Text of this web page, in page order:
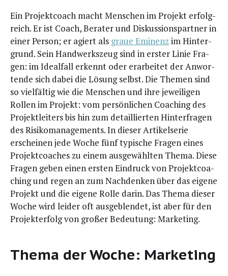
Ein Pro­jekt­coach macht Men­schen im Pro­jekt erfolg­
reich. Er ist Coach, Bera­ter und Dis­kus­si­ons­part­ner in
einer Per­son; er agiert als graue Emi­nenz im Hin­ter­
grund. Sein Hand­werks­zeug sind in ers­ter Linie Fra­
gen: im Ide­al­fall erkennt oder erar­bei­tet der Anwor­
ten­de sich dabei die Lösung selbst. Die The­men sind
so viel­fäl­tig wie die Men­schen und ihre jewei­li­gen
Rol­len im Pro­jekt: vom per­sön­li­chen Coa­ching des
Pro­jekt­lei­ters bis hin zum detail­lier­ten Hin­ter­fra­gen
des Risi­ko­ma­nage­ments. In die­ser Arti­kel­se­rie
erschei­nen jede Woche fünf typi­sche Fra­gen eines
Pro­jekt­coa­ches zu einem aus­ge­wähl­ten The­ma. Die­se
Fra­gen geben einen ers­ten Ein­druck von Pro­jekt­coa­
ching und regen an zum Nach­den­ken über das eige­ne
Pro­jekt und die eige­ne Rol­le dar­in. Das The­ma die­ser
Woche wird lei­der oft aus­ge­blen­det, ist aber für den
Pro­jekt­er­folg von gro­ßer Bedeu­tung: Marketing.
Thema der Woche: Marketing